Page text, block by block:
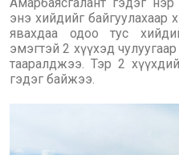
энэ хийдийг
явахдаа одоо тус
эмэгтэй 2 хүүхэд
тааралджээ. Тэр 2
гэдэг байжээ.